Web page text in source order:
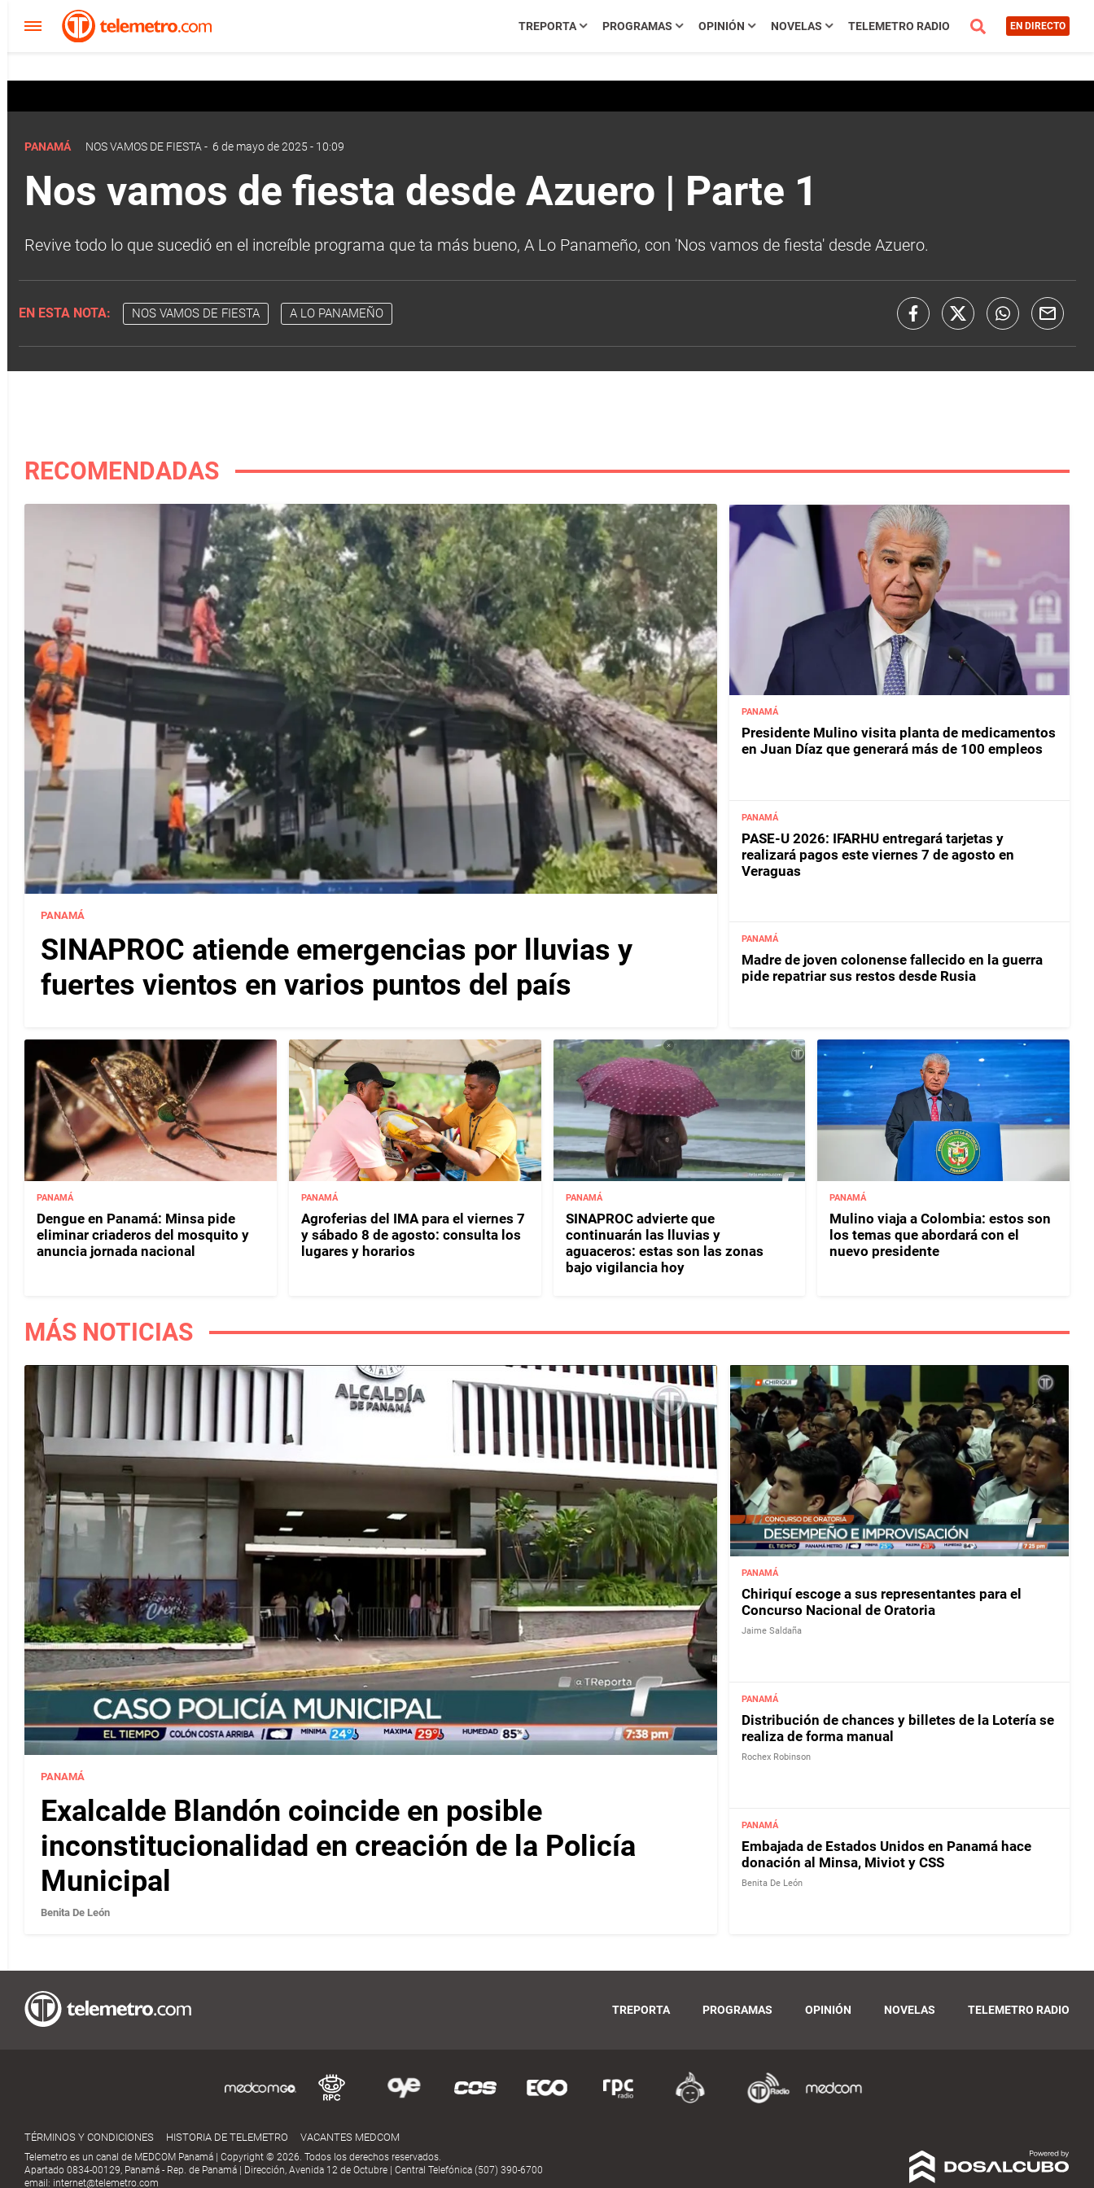
TREPORTA PROGRAMAS OPINIÓN NOVELAS TELEMETRO RADIO EN DIRECTO
PANAMÁ
NOS VAMOS DE FIESTA - 6 de mayo de 2025 - 10:09
Nos vamos de fiesta desde Azuero | Parte 1
Revive todo lo que sucedió en el increíble programa que ta más bueno, A Lo Panameño, con 'Nos vamos de fiesta' desde Azuero.
EN ESTA NOTA: NOS VAMOS DE FIESTA A LO PANAMEÑO
RECOMENDADAS
PANAMÁ
SINAPROC atiende emergencias por lluvias y
fuertes vientos en varios puntos del país
PANAMÁ
Presidente Mulino visita planta de medicamentos
en Juan Díaz que generará más de 100 empleos
PANAMÁ
PASE-U 2026: IFARHU entregará tarjetas y
realizará pagos este viernes 7 de agosto en
Veraguas
PANAMÁ
Madre de joven colonense fallecido en la guerra
pide repatriar sus restos desde Rusia
PANAMÁ
Dengue en Panamá: Minsa pide
eliminar criaderos del mosquito y
anuncia jornada nacional
PANAMÁ
Agroferias del IMA para el viernes 7
y sábado 8 de agosto: consulta los
lugares y horarios
PANAMÁ
SINAPROC advierte que
continuarán las lluvias y
aguaceros: estas son las zonas
bajo vigilancia hoy
PANAMÁ
Mulino viaja a Colombia: estos son
los temas que abordará con el
nuevo presidente
MÁS NOTICIAS
PANAMÁ
Exalcalde Blandón coincide en posible
inconstitucionalidad en creación de la Policía
Municipal
Benita De León
PANAMÁ
Chiriquí escoge a sus representantes para el
Concurso Nacional de Oratoria
Jaime Saldaña
PANAMÁ
Distribución de chances y billetes de la Lotería se
realiza de forma manual
Rochex Robinson
PANAMÁ
Embajada de Estados Unidos en Panamá hace
donación al Minsa, Miviot y CSS
Benita De León
TREPORTA PROGRAMAS OPINIÓN NOVELAS TELEMETRO RADIO
TÉRMINOS Y CONDICIONES HISTORIA DE TELEMETRO VACANTES MEDCOM
Telemetro es un canal de MEDCOM Panamá | Copyright © 2026. Todos los derechos reservados.
Apartado 0834-00129, Panamá - Rep. de Panamá | Dirección, Avenida 12 de Octubre | Central Telefónica (507) 390-6700
email: internet@telemetro.com